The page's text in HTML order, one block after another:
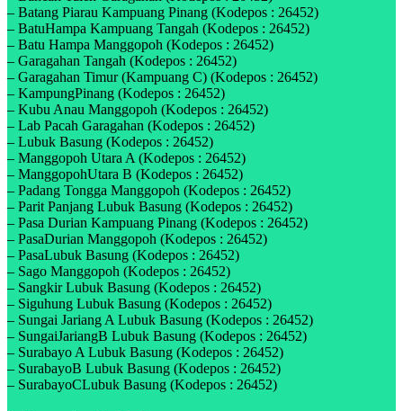
– Batang Piarau Kampuang Pinang (Kodepos : 26452)
– BatuHampa Kampuang Tangah (Kodepos : 26452)
– Batu Hampa Manggopoh (Kodepos : 26452)
– Garagahan Tangah (Kodepos : 26452)
– Garagahan Timur (Kampuang C) (Kodepos : 26452)
– KampungPinang (Kodepos : 26452)
– Kubu Anau Manggopoh (Kodepos : 26452)
– Lab Pacah Garagahan (Kodepos : 26452)
– Lubuk Basung (Kodepos : 26452)
– Manggopoh Utara A (Kodepos : 26452)
– ManggopohUtara B (Kodepos : 26452)
– Padang Tongga Manggopoh (Kodepos : 26452)
– Parit Panjang Lubuk Basung (Kodepos : 26452)
– Pasa Durian Kampuang Pinang (Kodepos : 26452)
– PasaDurian Manggopoh (Kodepos : 26452)
– PasaLubuk Basung (Kodepos : 26452)
– Sago Manggopoh (Kodepos : 26452)
– Sangkir Lubuk Basung (Kodepos : 26452)
– Siguhung Lubuk Basung (Kodepos : 26452)
– Sungai Jariang A Lubuk Basung (Kodepos : 26452)
– SungaiJariangB Lubuk Basung (Kodepos : 26452)
– Surabayo A Lubuk Basung (Kodepos : 26452)
– SurabayoB Lubuk Basung (Kodepos : 26452)
– SurabayoCLubuk Basung (Kodepos : 26452)